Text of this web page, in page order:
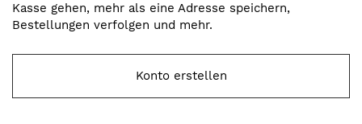
Kasse gehen, mehr als eine Adresse speichern,
Bestellungen verfolgen und mehr.
Konto erstellen